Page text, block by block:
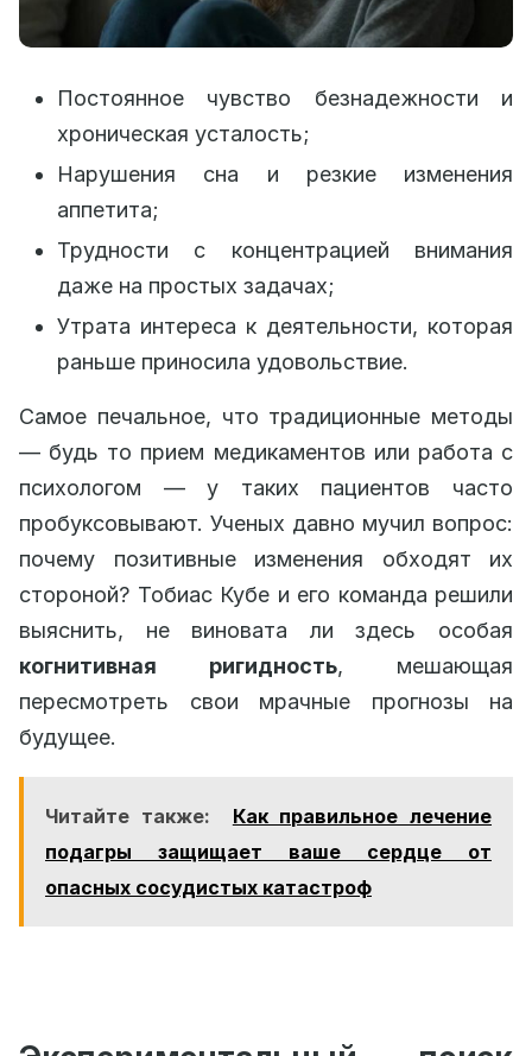
Постоянное чувство безнадежности и
хроническая усталость;
Нарушения сна и резкие изменения
аппетита;
Трудности с концентрацией внимания
даже на простых задачах;
Утрата интереса к деятельности, которая
раньше приносила удовольствие.
Самое печальное, что традиционные методы
— будь то прием медикаментов или работа с
психологом — у таких пациентов часто
пробуксовывают. Ученых давно мучил вопрос:
почему позитивные изменения обходят их
стороной? Тобиас Кубе и его команда решили
выяснить, не виновата ли здесь особая
когнитивная ригидность, мешающая
пересмотреть свои мрачные прогнозы на
будущее.
Читайте также:
Как правильное лечение
подагры защищает ваше сердце от
опасных сосудистых катастроф